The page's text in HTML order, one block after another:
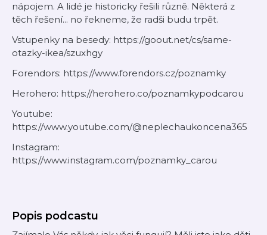
nápojem. A lidé je historicky řešili různě. Některá z
těch řešení... no řekneme, že radši budu trpět.
Vstupenky na besedy: https://goout.net/cs/same-
otazky-ikea/szuxhgy
Forendors: https://www.forendors.cz/poznamky
Herohero: https://herohero.co/poznamkypodcarou
Youtube:
https://www.youtube.com/@neplechaukoncena365
Instagram:
https://www.instagram.com/poznamky_carou
Popis podcastu